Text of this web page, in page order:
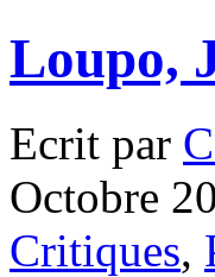
Loupo,
Ecrit par
Octobre
Critiques,